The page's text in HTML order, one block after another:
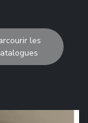
les